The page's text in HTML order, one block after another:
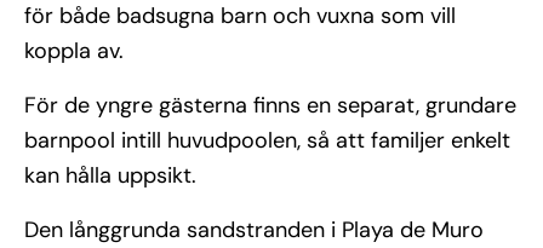
för både badsugna barn och vuxna som vill
koppla av.
För de yngre gästerna finns en separat, grundare
barnpool intill huvudpoolen, så att familjer enkelt
kan hålla uppsikt.
Den långgrunda sandstranden i Playa de Muro